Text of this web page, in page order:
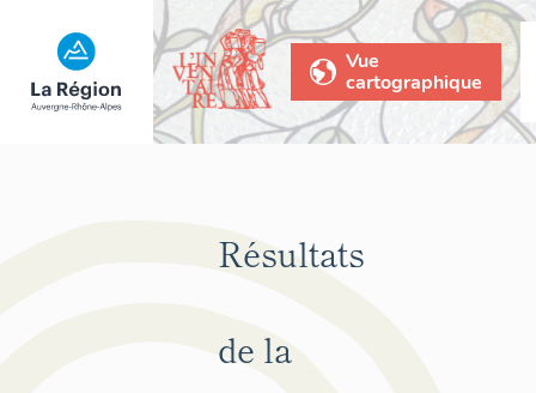
Vue
cartographique
Résultats
de la